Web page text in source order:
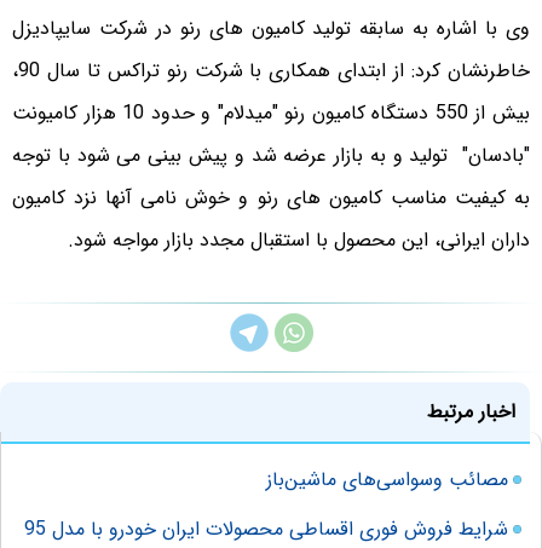
وی با اشاره به سابقه تولید کامیون های رنو در شرکت سایپادیزل
خاطرنشان کرد: از ابتدای همکاری با شرکت رنو تراکس تا سال 90،
بیش از 550 دستگاه کامیون رنو "میدلام" و حدود 10 هزار کامیونت
"بادسان" تولید و به بازار عرضه شد و پیش بینی می شود با توجه
به کیفیت مناسب کامیون های رنو و خوش نامی آنها نزد کامیون
داران ایرانی، این محصول با استقبال مجدد بازار مواجه شود.
اخبار مرتبط
مصائب وسواسی‌های ماشین‌باز
شرایط فروش فوری اقساطی محصولات ایران خودرو با مدل 95